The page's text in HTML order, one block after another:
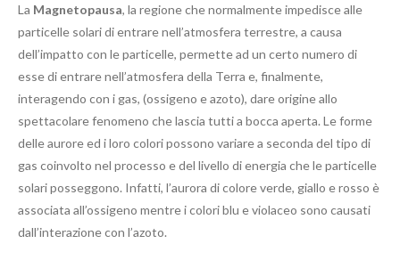
La Magnetopausa, la regione che normalmente impedisce alle
particelle solari di entrare nell’atmosfera terrestre, a causa
dell’impatto con le particelle, permette ad un certo numero di
esse di entrare nell’atmosfera della Terra e, finalmente,
interagendo con i gas, (ossigeno e azoto), dare origine allo
spettacolare fenomeno che lascia tutti a bocca aperta. Le forme
delle aurore ed i loro colori possono variare a seconda del tipo di
gas coinvolto nel processo e del livello di energia che le particelle
solari posseggono. Infatti, l’aurora di colore verde, giallo e rosso è
associata all’ossigeno mentre i colori blu e violaceo sono causati
dall’interazione con l’azoto.